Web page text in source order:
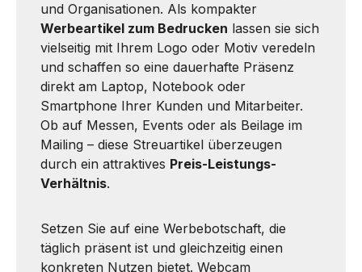
und Organisationen. Als kompakter
Werbeartikel zum Bedrucken lassen sie sich
vielseitig mit Ihrem Logo oder Motiv veredeln
und schaffen so eine dauerhafte Präsenz
direkt am Laptop, Notebook oder
Smartphone Ihrer Kunden und Mitarbeiter.
Ob auf Messen, Events oder als Beilage im
Mailing – diese Streuartikel überzeugen
durch ein attraktives Preis-Leistungs-
Verhältnis.
Setzen Sie auf eine Werbebotschaft, die
täglich präsent ist und gleichzeitig einen
konkreten Nutzen bietet. Webcam